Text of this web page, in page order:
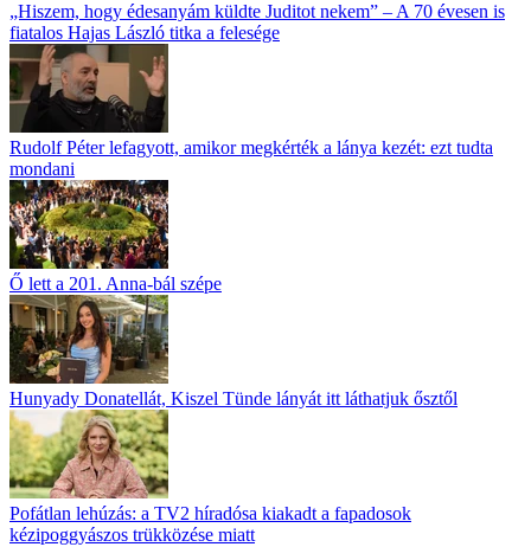
„Hiszem, hogy édesanyám küldte Juditot nekem” – A 70 évesen is
fiatalos Hajas László titka a felesége
Rudolf Péter lefagyott, amikor megkérték a lánya kezét: ezt tudta
mondani
Ő lett a 201. Anna-bál szépe
Hunyady Donatellát, Kiszel Tünde lányát itt láthatjuk ősztől
Pofátlan lehúzás: a TV2 híradósa kiakadt a fapadosok
kézipoggyászos trükközése miatt